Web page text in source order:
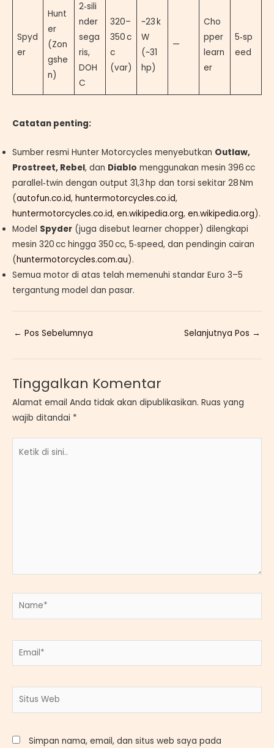
Spyd
er
Hunt
er
(Zon
gshe
n)
2‑sili
nder
sega
ris,
DOH
C
320–
350 c
c
(var)
~23 k
W
(~31
hp)
—
Cho
pper
learn
er
5‑sp
eed
Catatan penting:
Sumber resmi Hunter Motorcycles menyebutkan Outlaw,
Prostreet, Rebel, dan Diablo menggunakan mesin 396 cc
parallel‑twin dengan output 31,3 hp dan torsi sekitar 28 Nm
(autofun.co.id, huntermotorcycles.co.id,
huntermotorcycles.co.id, en.wikipedia.org, en.wikipedia.org).
Model Spyder (juga disebut learner chopper) dilengkapi
mesin 320 cc hingga 350 cc, 5‑speed, dan pendingin cairan
(huntermotorcycles.com.au).
Semua motor di atas telah memenuhi standar Euro 3–5
tergantung model dan pasar.
← Pos Sebelumnya Selanjutnya Pos →
Tinggalkan Komentar
Alamat email Anda tidak akan dipublikasikan. Ruas yang
wajib ditandai *
Name*
Email*
Situs
Simpan nama, email, dan situs web saya pada